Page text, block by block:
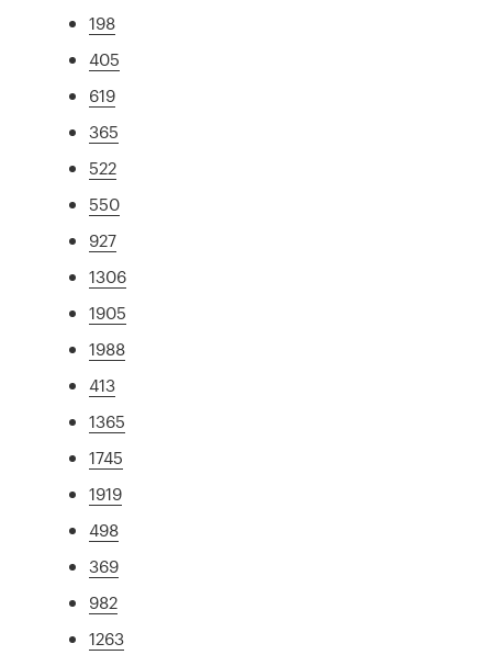
198
405
619
365
522
550
927
1306
1905
1988
413
1365
1745
1919
498
369
982
1263